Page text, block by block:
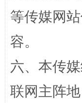
扯下公款
等传媒网
容。
六、本传
联网主阵